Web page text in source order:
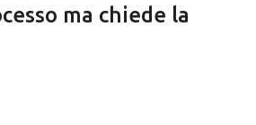
ma chiede la